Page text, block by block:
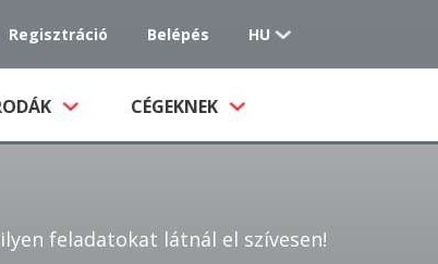
Regisztráció Belépés HU
CÉGEKNEK
feladatokat látnál el szívesen!